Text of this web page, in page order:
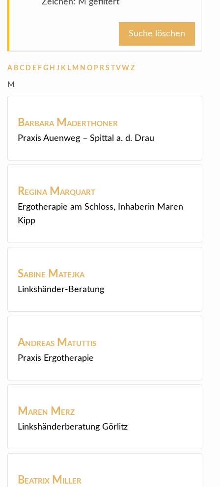
Zeichen: M gefiltert
Suche löschen
A B C D E F G H J K L M N O P R S V W Z
M
Barbara Maderthoner
Praxis Auenweg – Spittal a. d. Drau
Regina Marquart
Ergotherapie am Schloss, Inhaberin Maren
Kipp
Sabine Matejka
Linkshänder-Beratung
Andreas Matuttis
Praxis Ergotherapie
Maren Merz
Linkshänderberatung Görlitz
Beatrix Miller